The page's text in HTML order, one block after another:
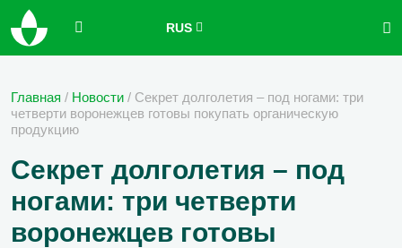
RUS
Главная / Новости / Секрет долголетия – под ногами: три
четверти воронежцев готовы покупать органическую
продукцию
Секрет долголетия – под
ногами: три четверти
воронежцев готовы